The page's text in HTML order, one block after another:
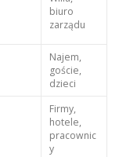
biuro
zarządu
Najem,
goście,
dzieci
Firmy,
hotele,
pracownic
y